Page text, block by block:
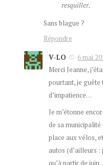
resquiller.
Sans blague ?
Répondre
V-LO
6 mai
Merci Jeanne,
pourtant, je guête
d’impatience…
Je m’étonne
de sa municipalité
place aux vélos,
autos (d’ailleurs :
qu’à partir de